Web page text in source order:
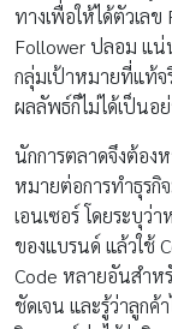
ทางเพื่อให้ได้ตัวเล
Follower ปลอม แน่
กลุ่มเป้าหมายที่แท้จ
ผลลัพธ์ก็ไม่ได้เป็นอ
นักการตลาดจึงต้อง
หมายต่อการทำธุรกิ
เอนเซอร์ โดยระบุว่
ของแบรนด์ แล้วใช้
Code หลายอันสำห
ชัดเจน และรู้ว่าลูกค้